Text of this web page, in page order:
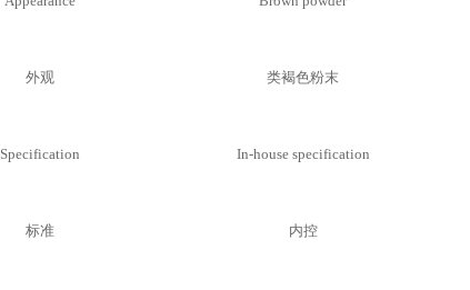
外观 类褐色粉末
Specification
标准
In-house specification
内控